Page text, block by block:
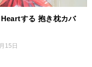
する 抱き枕カバ
15日